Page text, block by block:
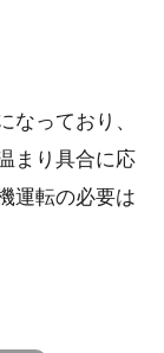
なっており、
まり具合に応
運転の必要は